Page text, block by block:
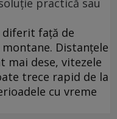
practică sau
diferit față de
Distanțele
mai dese, vitezele
trece rapid de la
cu vreme